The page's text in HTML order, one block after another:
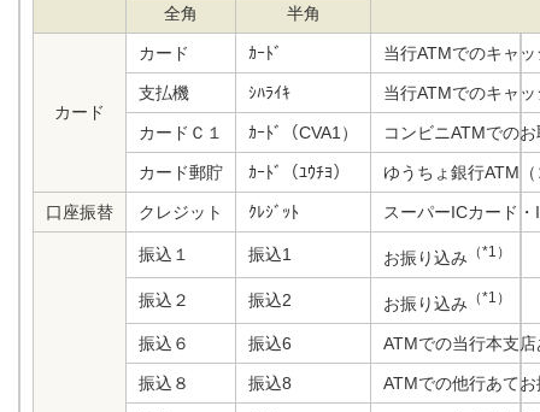
全角 半角
カード
カード ｶｰﾄﾞ 当行ATMでのキャ
支払機 ｼﾊﾗｲｷ 当行ATMでのキャ
カードＣ１ ｶｰﾄﾞ（CVA1） コンビニATMでの
カード郵貯 ｶｰﾄﾞ（ﾕｳﾁﾖ） ゆうちょ銀行ATM
口座振替 クレジット ｸﾚｼﾞｯﾄ スーパーICカード
振込１ 振込1 お振り込み （*1）
振込２ 振込2 お振り込み （*1）
振込６ 振込6 ATMでの当行本支
振込８ 振込8 ATMでの他行あて